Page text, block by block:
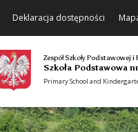
Deklaracja dostępności
Zespół Szkoły Podstawowej i
Szkoła Podstawowa
Primary School and